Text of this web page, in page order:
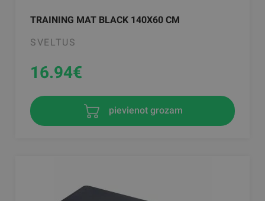
TRAINING MAT BLACK 140X60 CM
SVELTUS
16.94€
pievienot grozam